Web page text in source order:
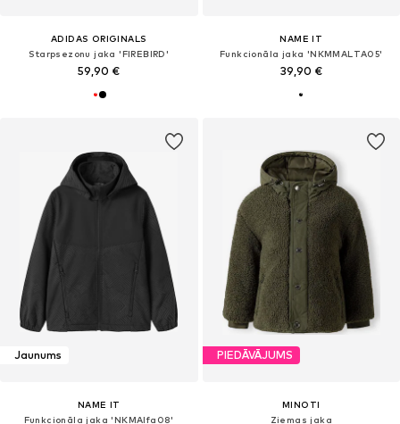
ADIDAS ORIGINALS
Starpsezonu jaka 'FIREBIRD'
59,90 €
NAME IT
Funkcionāla jaka 'NKMMALTA05'
39,90 €
Jaunums
NAME IT
Funkcionāla jaka 'NKMAlfa08'
PIEDĀVĀJUMS
MINOTI
Ziemas jaka